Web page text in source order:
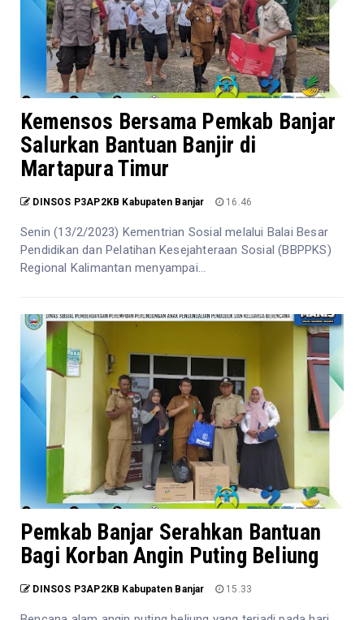
Kemensos Bersama Pemkab Banjar
Salurkan Bantuan Banjir di
Martapura Timur
DINSOS P3AP2KB Kabupaten Banjar 16.46
Senin (13/2/2023) Kementrian Sosial melalui Balai Besar
Pendidikan dan Pelatihan Kesejahteraan Sosial (BBPPKS)
Regional Kalimantan menyampai...
Pemkab Banjar Serahkan Bantuan
Bagi Korban Angin Puting Beliung
DINSOS P3AP2KB Kabupaten Banjar 15.33